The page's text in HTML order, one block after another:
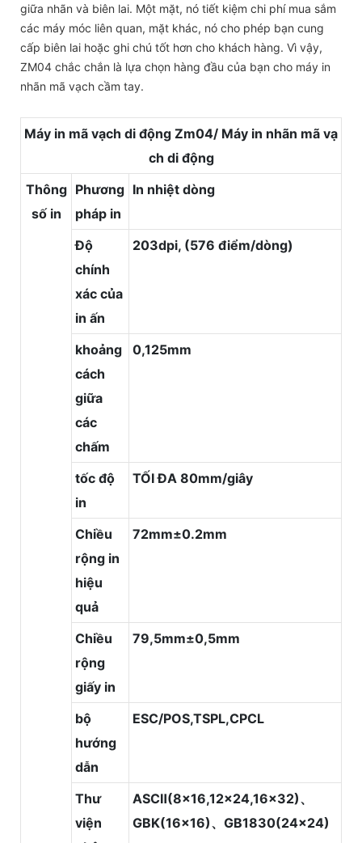
giữa nhãn và biên lai. Một mặt, nó tiết kiệm chi phí mua sắm
các máy móc liên quan, mặt khác, nó cho phép bạn cung
cấp biên lai hoặc ghi chú tốt hơn cho khách hàng. Vì vậy,
ZM04 chắc chắn là lựa chọn hàng đầu của bạn cho máy in
nhãn mã vạch cầm tay.
Máy in mã vạch di động Zm04/ Máy in nhãn mã vạ
ch di động
Thông
số in
Phương
pháp in
In nhiệt dòng
Độ
chính
xác của
in ấn
203dpi, (576 điểm/dòng)
khoảng
cách
giữa
các
chấm
0,125mm
tốc độ
in
TỐI ĐA 80mm/giây
Chiều
rộng in
hiệu
quả
72mm±0.2mm
Chiều
rộng
giấy in
79,5mm±0,5mm
bộ
hướng
dẫn
ESC/POS,TSPL,CPCL
Thư
viện
ASCⅡ(8x16,12x24,16x32)、
GBK(16x16)、GB1830(24x24)